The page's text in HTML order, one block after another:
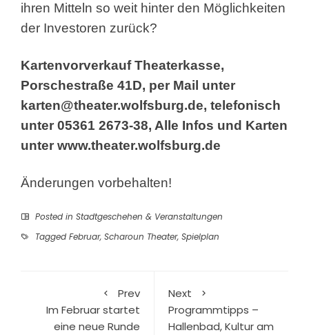
ihren Mitteln so weit hinter den Möglichkeiten
der Investoren zurück?
Kartenvorverkauf Theaterkasse,
Porschestraße 41D, per Mail unter
karten@theater.wolfsburg.de, telefonisch
unter 05361 2673-38, Alle Infos und Karten
unter www.theater.wolfsburg.de
Änderungen vorbehalten!
Posted in Stadtgeschehen & Veranstaltungen
Tagged Februar, Scharoun Theater, Spielplan
Prev
Im Februar startet
eine neue Runde
Next
Programmtipps –
Hallenbad, Kultur am